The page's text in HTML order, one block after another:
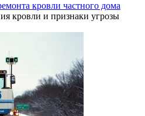
кровли частного дома
кровли и признаки угрозы